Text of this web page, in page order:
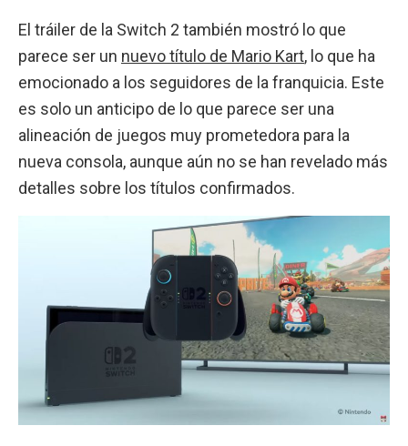
El tráiler de la Switch 2 también mostró lo que
parece ser un nuevo título de Mario Kart, lo que ha
emocionado a los seguidores de la franquicia. Este
es solo un anticipo de lo que parece ser una
alineación de juegos muy prometedora para la
nueva consola, aunque aún no se han revelado más
detalles sobre los títulos confirmados.